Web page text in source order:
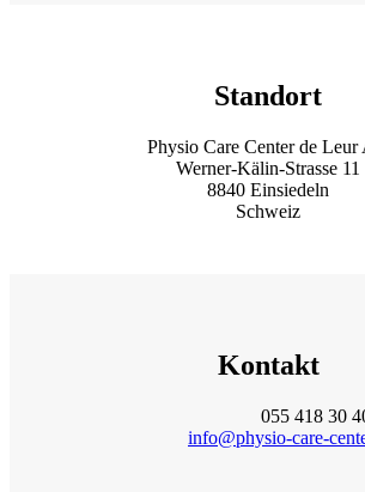
Standort
Physio Care Center de Leur
Werner-Kälin-Strasse 11
8840 Einsiedeln
Schweiz
Kontakt
055 418 30
info@physio-care-